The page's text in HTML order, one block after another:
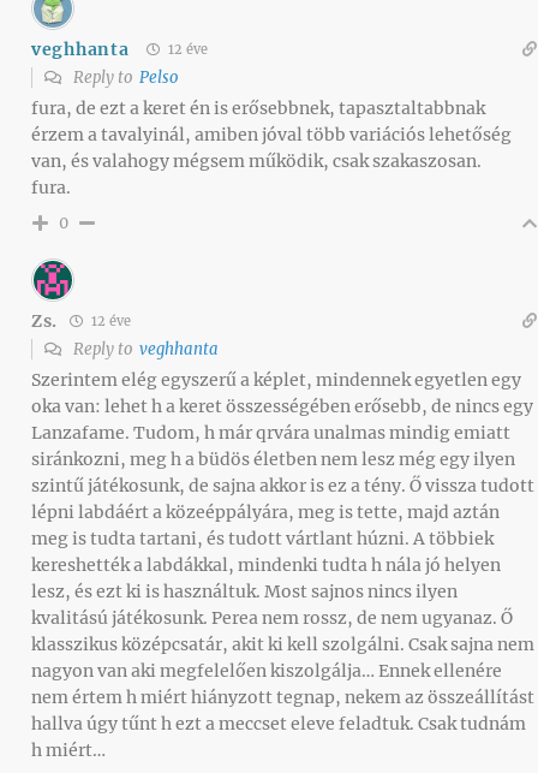
veghhanta 12 éve
Reply to Pelso
fura, de ezt a keret én is erősebbnek, tapasztaltabbnak
érzem a tavalyinál, amiben jóval több variációs lehetőség
van, és valahogy mégsem működik, csak szakaszosan.
fura.
0
Zs. 12 éve
Reply to veghhanta
Szerintem elég egyszerű a képlet, mindennek egyetlen egy
oka van: lehet h a keret összességében erősebb, de nincs egy
Lanzafame. Tudom, h már qrvára unalmas mindig emiatt
siránkozni, meg h a büdös életben nem lesz még egy ilyen
szintű játékosunk, de sajna akkor is ez a tény. Ő vissza tudott
lépni labdáért a közeéppályára, meg is tette, majd aztán
meg is tudta tartani, és tudott vártlant húzni. A többiek
kereshették a labdákkal, mindenki tudta h nála jó helyen
lesz, és ezt ki is használtuk. Most sajnos nincs ilyen
kvalitású játékosunk. Perea nem rossz, de nem ugyanaz. Ő
klasszikus középcsatár, akit ki kell szolgálni. Csak sajna nem
nagyon van aki megfelelően kiszolgálja… Ennek ellenére
nem értem h miért hiányzott tegnap, nekem az összeállítást
hallva úgy tűnt h ezt a meccset eleve feladtuk. Csak tudnám
h miért…